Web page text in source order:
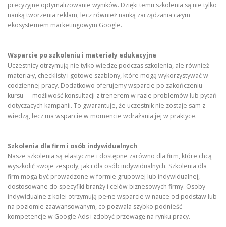
precyzyjne optymalizowanie wyników. Dzięki temu szkolenia są nie tylko
nauką tworzenia reklam, lecz również nauką zarządzania całym
ekosystemem marketingowym Google.
Wsparcie po szkoleniu i materiały edukacyjne
Uczestnicy otrzymują nie tylko wiedzę podczas szkolenia, ale również
materiały, checklisty i gotowe szablony, które mogą wykorzystywać w
codziennej pracy. Dodatkowo oferujemy wsparcie po zakończeniu
kursu — możliwość konsultacji z trenerem w razie problemów lub pytań
dotyczących kampanii. To gwarantuje, że uczestnik nie zostaje sam z
wiedzą, lecz ma wsparcie w momencie wdrażania jej w praktyce.
Szkolenia dla firm i osób indywidualnych
Nasze szkolenia są elastyczne i dostępne zarówno dla firm, które chcą
wyszkolić swoje zespoły, jak i dla osób indywidualnych. Szkolenia dla
firm mogą być prowadzone w formie grupowej lub indywidualnej,
dostosowane do specyfiki branży i celów biznesowych firmy. Osoby
indywidualne z kolei otrzymują pełne wsparcie w nauce od podstaw lub
na poziomie zaawansowanym, co pozwala szybko podnieść
kompetencje w Google Ads i zdobyć przewagę na rynku pracy.